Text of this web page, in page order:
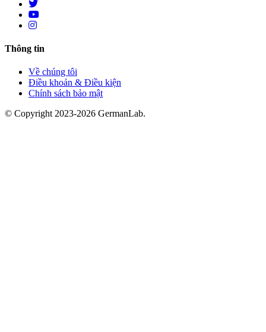
Thông tin
Về chúng tôi
Điều khoản & Điều kiện
Chính sách bảo mật
© Copyright 2023-2026 GermanLab.